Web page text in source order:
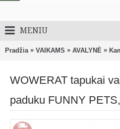
MENIU
Pradžia » VAIKAMS » AVALYNĖ »
WOWERAT tapukai
paduku FUNNY